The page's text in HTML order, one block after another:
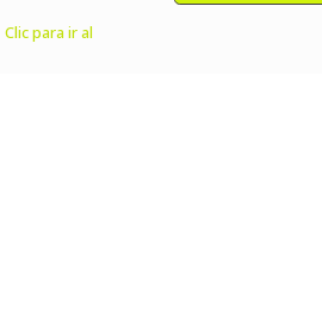
Clic para ir al